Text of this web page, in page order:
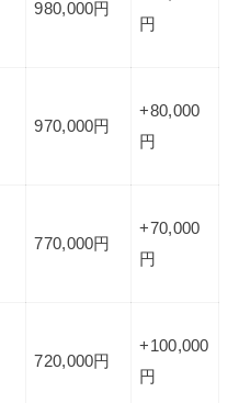
980,000円
円
970,000円
+80,000
円
770,000円
+70,000
円
720,000円
+100,000
円